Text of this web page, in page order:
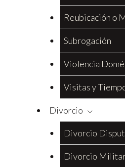
Reubicación o
Subrogación
Violencia
Visitas y
Divorcio
Divorcio
Divorcio